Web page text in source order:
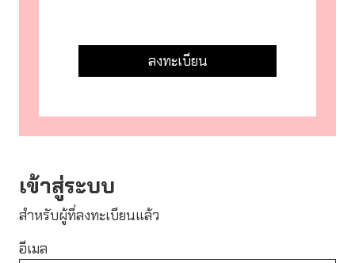
ลงทะเบียน
เข้าสู่ระบบ
สำหรับผู้ที่ลงทะเบียนแล้ว
อีเมล